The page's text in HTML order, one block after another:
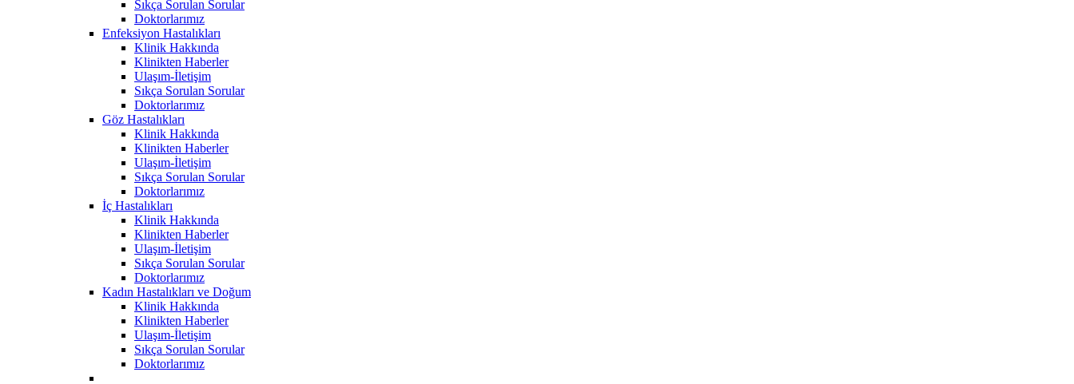
Sıkça Sorulan Sorular
Doktorlarımız
Enfeksiyon Hastalıkları
Klinik Hakkında
Klinikten Haberler
Ulaşım-İletişim
Sıkça Sorulan Sorular
Doktorlarımız
Göz Hastalıkları
Klinik Hakkında
Klinikten Haberler
Ulaşım-İletişim
Sıkça Sorulan Sorular
Doktorlarımız
İç Hastalıkları
Klinik Hakkında
Klinikten Haberler
Ulaşım-İletişim
Sıkça Sorulan Sorular
Doktorlarımız
Kadın Hastalıkları ve Doğum
Klinik Hakkında
Klinikten Haberler
Ulaşım-İletişim
Sıkça Sorulan Sorular
Doktorlarımız